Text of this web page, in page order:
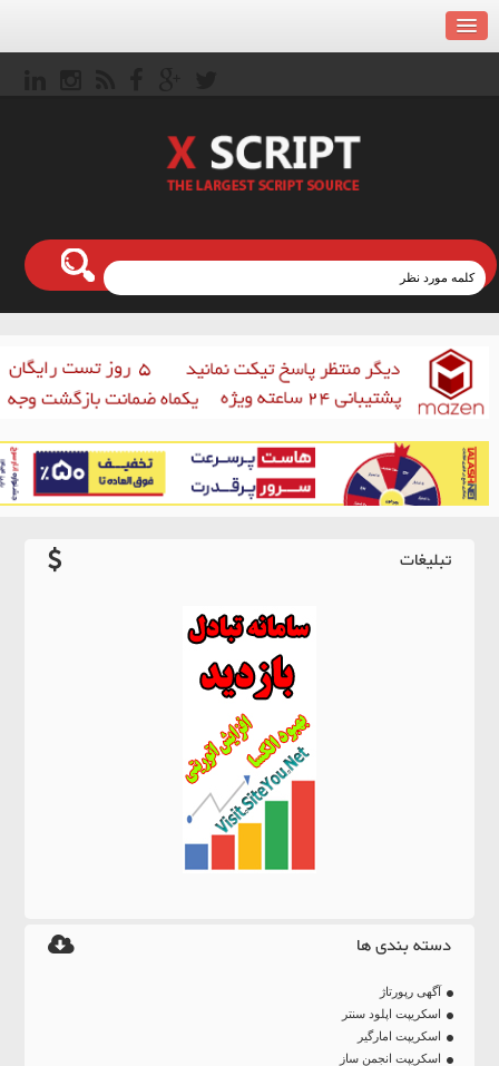
تبلیغات
دسته بندی ها
آگهی رپورتاژ
اسکریپت اپلود سنتر
اسکریپت امارگیر
اسکریپت انجمن ساز